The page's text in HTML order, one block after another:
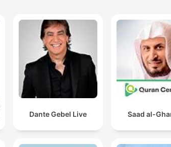
Dante Gebel Live Saad al-